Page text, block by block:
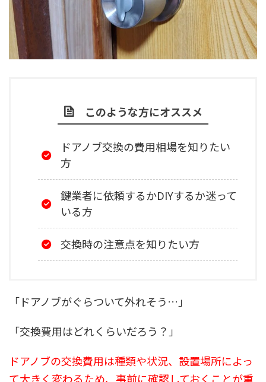
このような方にオススメ
ドアノブ交換の費用相場を知りたい
方
鍵業者に依頼するかDIYするか迷って
いる方
交換時の注意点を知りたい方
「ドアノブがぐらついて外れそう…」
「交換費用はどれくらいだろう？」
ドアノブの交換費用は種類や状況、設置場所によっ
て大きく変わるため、事前に確認しておくことが重